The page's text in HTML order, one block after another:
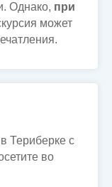
Однако, при
может
Териберке с
во